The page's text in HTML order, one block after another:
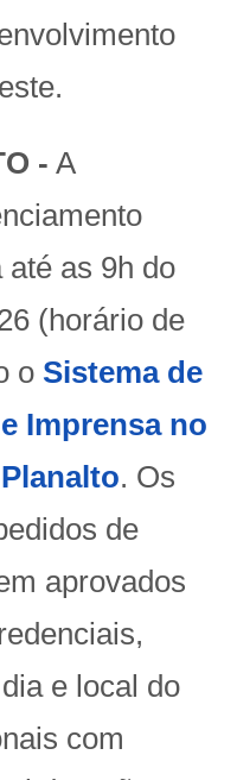
- A
até as 9h do
(horário de
o Sistema de
Imprensa no
. Os
de
aprovados
e local do
com